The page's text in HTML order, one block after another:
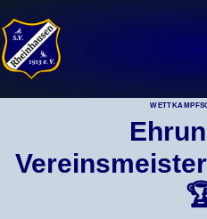
Inhalt
springen